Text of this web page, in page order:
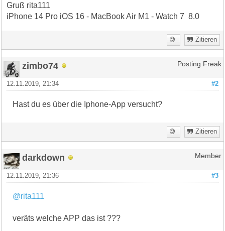
Gruß rita111
iPhone 14 Pro iOS 16 - MacBook Air M1 - Watch 7 8.0
Zitieren
zimbo74 Posting Freak
#2
12.11.2019, 21:34
Hast du es über die Iphone-App versucht?
Zitieren
darkdown Member
#3
12.11.2019, 21:36
@rita111
veräts welche APP das ist ???